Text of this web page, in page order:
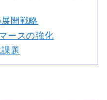
開戦略
ースの強化
題